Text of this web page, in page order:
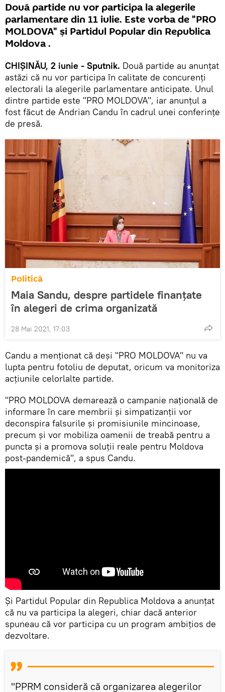
Două partide nu vor participa la alegerile
parlamentare din 11 iulie. Este vorba de "PRO
MOLDOVA" și Partidul Popular din Republica
Moldova .
CHIȘINĂU, 2 iunie - Sputnik. Două partide au anunțat
astăzi că nu vor participa în calitate de concurenți
electorali la alegerile parlamentare anticipate. Unul
dintre partide este "PRO MOLDOVA", iar anunțul a
fost făcut de Andrian Candu în cadrul unei conferințe
de presă.
Politică
Maia Sandu, despre partidele finanțate
în alegeri de crima organizată
28 Mai 2021, 17:03
Candu a menționat că deși "PRO MOLDOVA" nu va
lupta pentru fotoliu de deputat, oricum va monitoriza
acțiunile celorlalte partide.
"PRO MOLDOVA demarează o campanie națională de
informare în care membrii și simpatizanții vor
deconspira falsurile și promisiunile mincinoase,
precum și vor mobiliza oamenii de treabă pentru a
puncta și a promova soluții reale pentru Moldova
post-pandemică", a spus Candu.
Și Partidul Popular din Republica Moldova a anunțat
că nu va participa la alegeri, chiar dacă anterior
spuneau că vor participa cu un program ambițios de
dezvoltare.
"PPRM consideră că organizarea alegerilor